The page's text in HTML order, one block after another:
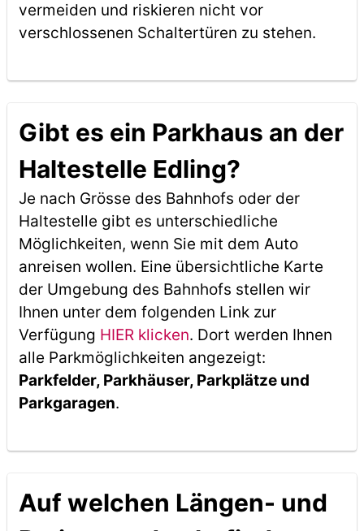
vermeiden und riskieren nicht vor
verschlossenen Schaltertüren zu stehen.
Gibt es ein Parkhaus an der
Haltestelle Edling?
Je nach Grösse des Bahnhofs oder der
Haltestelle gibt es unterschiedliche
Möglichkeiten, wenn Sie mit dem Auto
anreisen wollen. Eine übersichtliche Karte
der Umgebung des Bahnhofs stellen wir
Ihnen unter dem folgenden Link zur
Verfügung HIER klicken. Dort werden Ihnen
alle Parkmöglichkeiten angezeigt:
Parkfelder, Parkhäuser, Parkplätze und
Parkgaragen.
Auf welchen Längen- und